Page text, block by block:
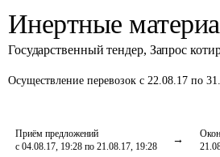
Инертные
Государственный тендер, Запрос
Осуществление перевозок с 22.08.17 по
Приём предложений
с 04.08.17, 19:28 по 21.08.17, 19:28